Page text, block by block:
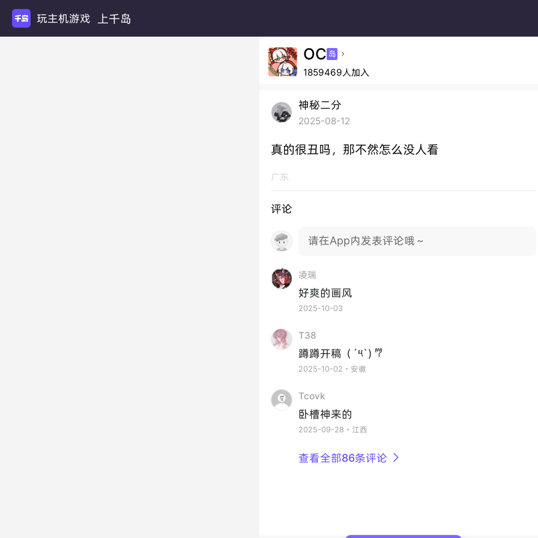
玩主机游戏 上千岛
OC 岛 
1859469人加入
神秘二分
2025-08-12
真的很丑吗，那不然怎么没人看
广东
评论
请在App内发表评论哦～
凌瑞
好爽的画风
2025-10-03
T38
蹲蹲开稿（´༥`) 𐂐
2025-10-02・安徽
Tcovk
卧槽神来的
2025-09-28・江西
查看全部86条评论 